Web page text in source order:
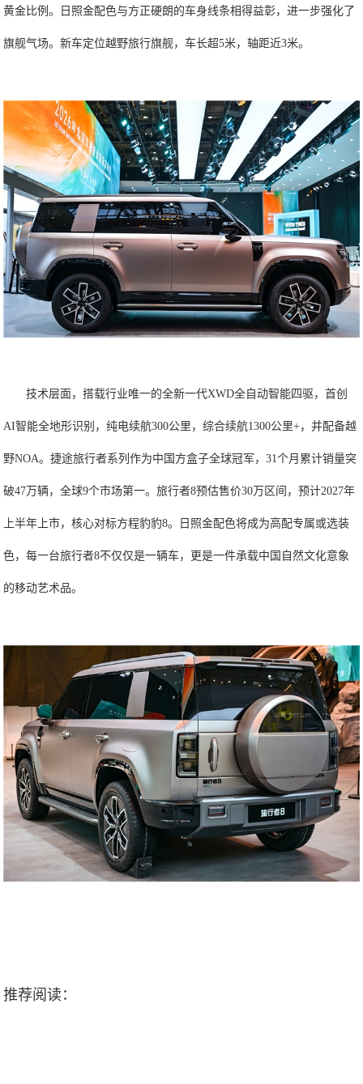
黄金比例。日照金配色与方正硬朗的车身线条相得益彰，进一步强化了
旗舰气场。新车定位越野旅行旗舰，车长超5米，轴距近3米。
技术层面，搭载行业唯一的全新一代XWD全自动智能四驱，首创
AI智能全地形识别，纯电续航300公里，综合续航1300公里+，并配备越
野NOA。捷途旅行者系列作为中国方盒子全球冠军，31个月累计销量突
破47万辆，全球9个市场第一。旅行者8预估售价30万区间，预计2027年
上半年上市，核心对标方程豹豹8。日照金配色将成为高配专属或选装
色，每一台旅行者8不仅仅是一辆车，更是一件承载中国自然文化意象
的移动艺术品。
推荐阅读：